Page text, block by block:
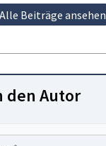
Alle Beiträge ansehen
den Autor